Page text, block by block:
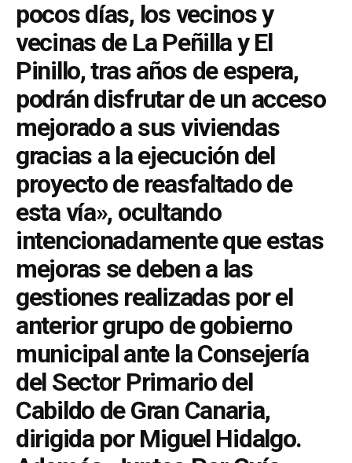
pocos días, los vecinos y
vecinas de La Peñilla y El
Pinillo, tras años de espera,
podrán disfrutar de un acceso
mejorado a sus viviendas
gracias a la ejecución del
proyecto de reasfaltado de
esta vía», ocultando
intencionadamente que estas
mejoras se deben a las
gestiones realizadas por el
anterior grupo de gobierno
municipal ante la Consejería
del Sector Primario del
Cabildo de Gran Canaria,
dirigida por Miguel Hidalgo.